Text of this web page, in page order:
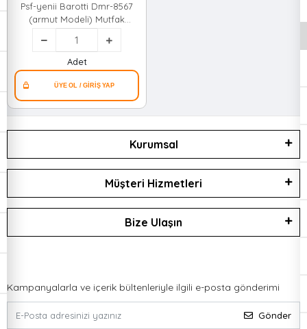
Psf-yenii Barotti Dmr-8567
(armut Modeli) Mutfak
Havlusu (renkli Meyve
Desenli Bez Başlık Askılı)
(uzn:33cm En:11-20-
25cm)*25x60
Adet
Kurumsal
Müşteri Hizmetleri
Bize Ulaşın
Kampanyalarla ve içerik bültenleriyle ilgili e-posta gönderimi
Gönder